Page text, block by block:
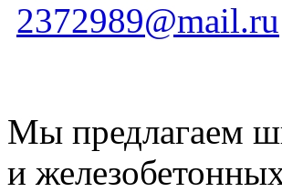
2372989@mail.ru
Мы предлагаем
и